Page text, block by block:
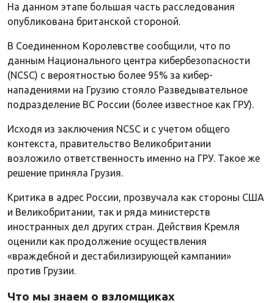
На данном этапе большая часть расследования
опубликована британской стороной.
В Соединенном Королевстве сообщили, что по
данным Национального центра кибербезопасности
(NCSC) с вероятностью более 95% за кибер-
нападениями на Грузию стояло Разведывательное
подразделение ВС России (более известное как ГРУ).
Исходя из заключения NCSC и с учетом общего
контекста, правительство Великобритании
возложило ответственность именно на ГРУ. Такое же
решение приняла Грузия.
Критика в адрес России, прозвучала как стороны США
и Великобритании, так и ряда министерств
иностранных дел других стран. Действия Кремля
оценили как продолжение осуществления
«враждебной и дестабилизирующей кампании»
против Грузии.
Что мы знаем о взломщиках